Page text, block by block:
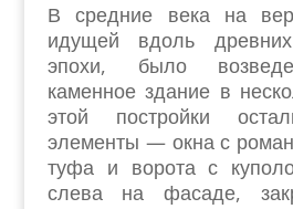
В средние века на
идущей вдоль
эпохи, было
каменное здание в
этой постройки
элементы — окна с
туфа и ворота с
слева на фасаде,